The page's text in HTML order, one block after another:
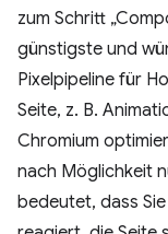
zum Schritt
günstigste und
Pixelpipeline für
Seite, z. B.
Chromium
nach Möglichkeit
bedeutet, dass